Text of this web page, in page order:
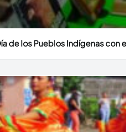
de los Pueblos Indígenas con